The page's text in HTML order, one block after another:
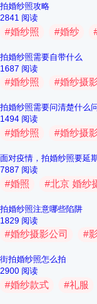
拍婚纱照攻略
2841 阅读
#婚纱照 #婚纱
拍婚纱照需要自带什么
1687 阅读
#婚纱照 #婚纱摄
拍婚纱照需要问清楚什么
1494 阅读
#婚纱照 #婚纱摄
面对疫情，拍婚纱照要延
7887 阅读
#婚照 #北京 婚纱
拍婚纱照注意哪些陷阱
1829 阅读
#婚纱摄影公司 #
街拍婚纱照怎么拍
2900 阅读
#婚纱款式 #礼服